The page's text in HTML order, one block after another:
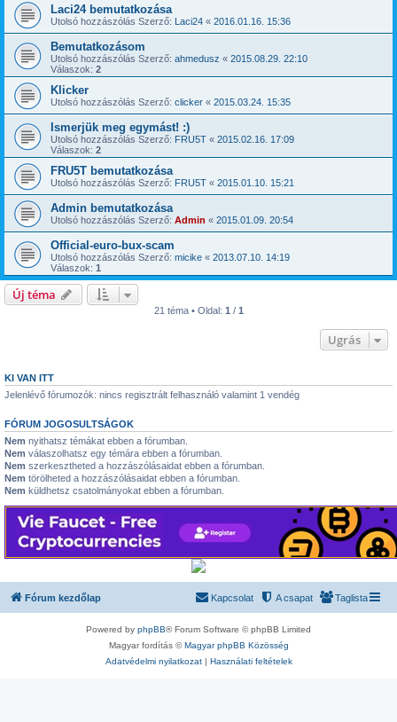
Laci24 bemutatkozása
Utolsó hozzászólás Szerző: Laci24 « 2016.01.16. 15:36
Bemutatkozásom
Utolsó hozzászólás Szerző: ahmedusz « 2015.08.29. 22:10
Válaszok: 2
Klicker
Utolsó hozzászólás Szerző: clicker « 2015.03.24. 15:35
Ismerjük meg egymást! :)
Utolsó hozzászólás Szerző: FRU5T « 2015.02.16. 17:09
Válaszok: 2
FRU5T bemutatkozása
Utolsó hozzászólás Szerző: FRU5T « 2015.01.10. 15:21
Admin bemutatkozása
Utolsó hozzászólás Szerző: Admin « 2015.01.09. 20:54
Official-euro-bux-scam
Utolsó hozzászólás Szerző: micike « 2013.07.10. 14:19
Válaszok: 1
Új téma
21 téma • Oldal: 1 / 1
Ugrás
KI VAN ITT
Jelenlévő fórumozók: nincs regisztrált felhasználó valamint 1 vendég
FÓRUM JOGOSULTSÁGOK
Nem nyithatsz témákat ebben a fórumban.
Nem válaszolhatsz egy témára ebben a fórumban.
Nem szerkesztheted a hozzászólásaidat ebben a fórumban.
Nem törölheted a hozzászólásaidat ebben a fórumban.
Nem küldhetsz csatolmányokat ebben a fórumban.
Fórum kezdőlap Taglista
A csapat
Kapcsolat
Powered by phpBB® Forum Software © phpBB Limited
Magyar fordítás ©Magyar phpBB Közösség
Adatvédelmi nyilatkozat| Használati feltételek